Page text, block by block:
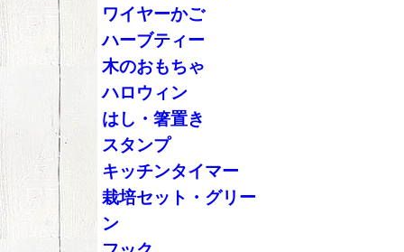
ワイヤーかご
ハーブティー
木のおもちゃ
ハロウィン
はし・箸置き
スタンプ
キッチンタイマー
栽培セット・グリー
ン